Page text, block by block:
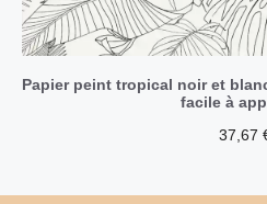
Papier peint tropical noir et
facile à
37,67